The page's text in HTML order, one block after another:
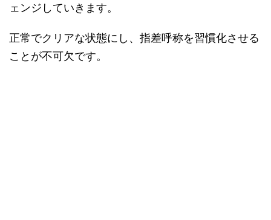
ェンジしていきます。
正常でクリアな状態にし、指差呼称を習慣化させる
ことが不可欠です。